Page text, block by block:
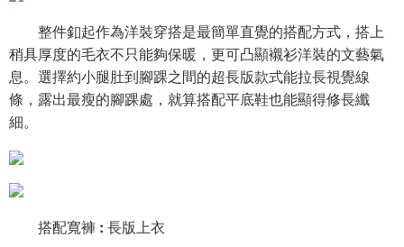
整件釦起作為洋裝穿搭是最簡單直覺的搭配方式，搭上
稍具厚度的毛衣不只能夠保暖，更可凸顯襯衫洋裝的文藝氣
息。選擇約小腿肚到腳踝之間的超長版款式能拉長視覺線
條，露出最瘦的腳踝處，就算搭配平底鞋也能顯得修長纖
細。
搭配寬褲 : 長版上衣